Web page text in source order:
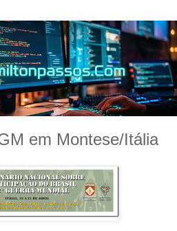
em Montese/Itália